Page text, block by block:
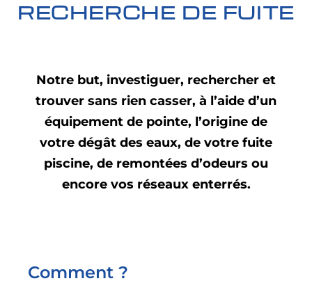
RECHERCHE DE FUITE
Notre but, investiguer, rechercher et
trouver sans rien casser, à l’aide d’un
équipement de pointe, l’origine de
votre dégât des eaux, de votre fuite
piscine, de remontées d’odeurs ou
encore vos réseaux enterrés.
Comment ?